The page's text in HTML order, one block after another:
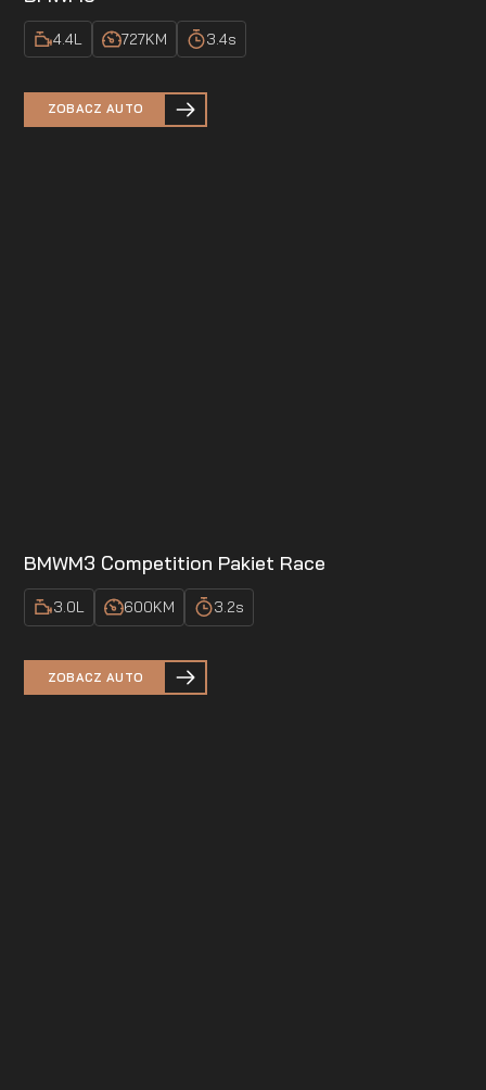
4.4L 727KM 3.4s
ZOBACZ AUTO
BMWM3 Competition Pakiet Race
3.0L 600KM 3.2s
ZOBACZ AUTO